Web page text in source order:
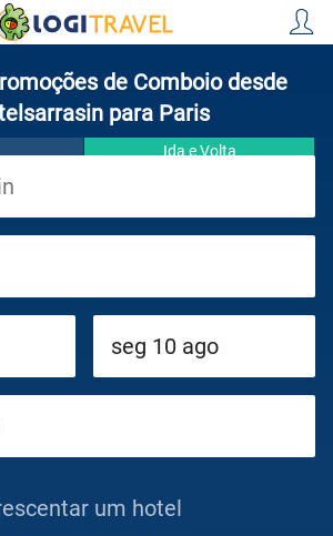
de Comboio desde
para Paris
Ida e Volta
um hotel